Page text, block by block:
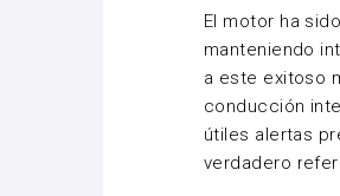
El motor ha
manteniendo
a este exitoso
conducción
útiles alertas
verdadero